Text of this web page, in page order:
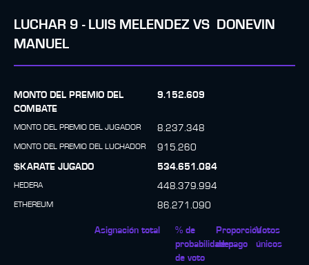
LUCHAR 9 - LUIS MELENDEZ VS
DONEVIN
MANUEL
MONTO DEL PREMIO DEL
COMBATE
9.152.609
MONTO DEL PREMIO DEL JUGADOR 8.237.348
MONTO DEL PREMIO DEL LUCHADOR
915.260
$KARATE JUGADO
534.651.084
HEDERA 448.379.994
ETHEREUM 86.271.090
Asignación total
% de
probabilidades
de voto
Proporción
de pago
Votos
únicos